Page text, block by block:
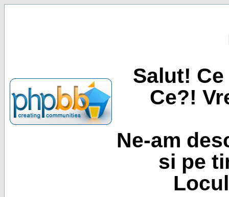
Salut!
Ce?!
Ne-am
si pe